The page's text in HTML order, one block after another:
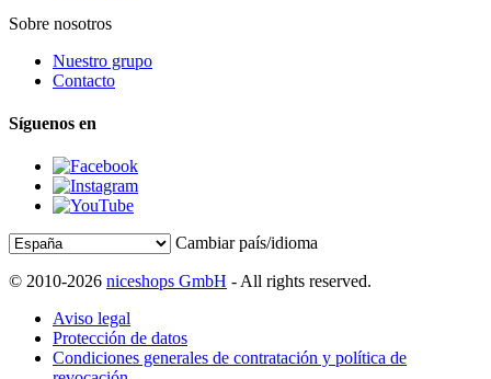
Sobre nosotros
Nuestro grupo
Contacto
Síguenos en
Cambiar país/idioma
© 2010-2026 niceshops GmbH - All rights reserved.
Aviso legal
Protección de datos
Condiciones generales de contratación y política de